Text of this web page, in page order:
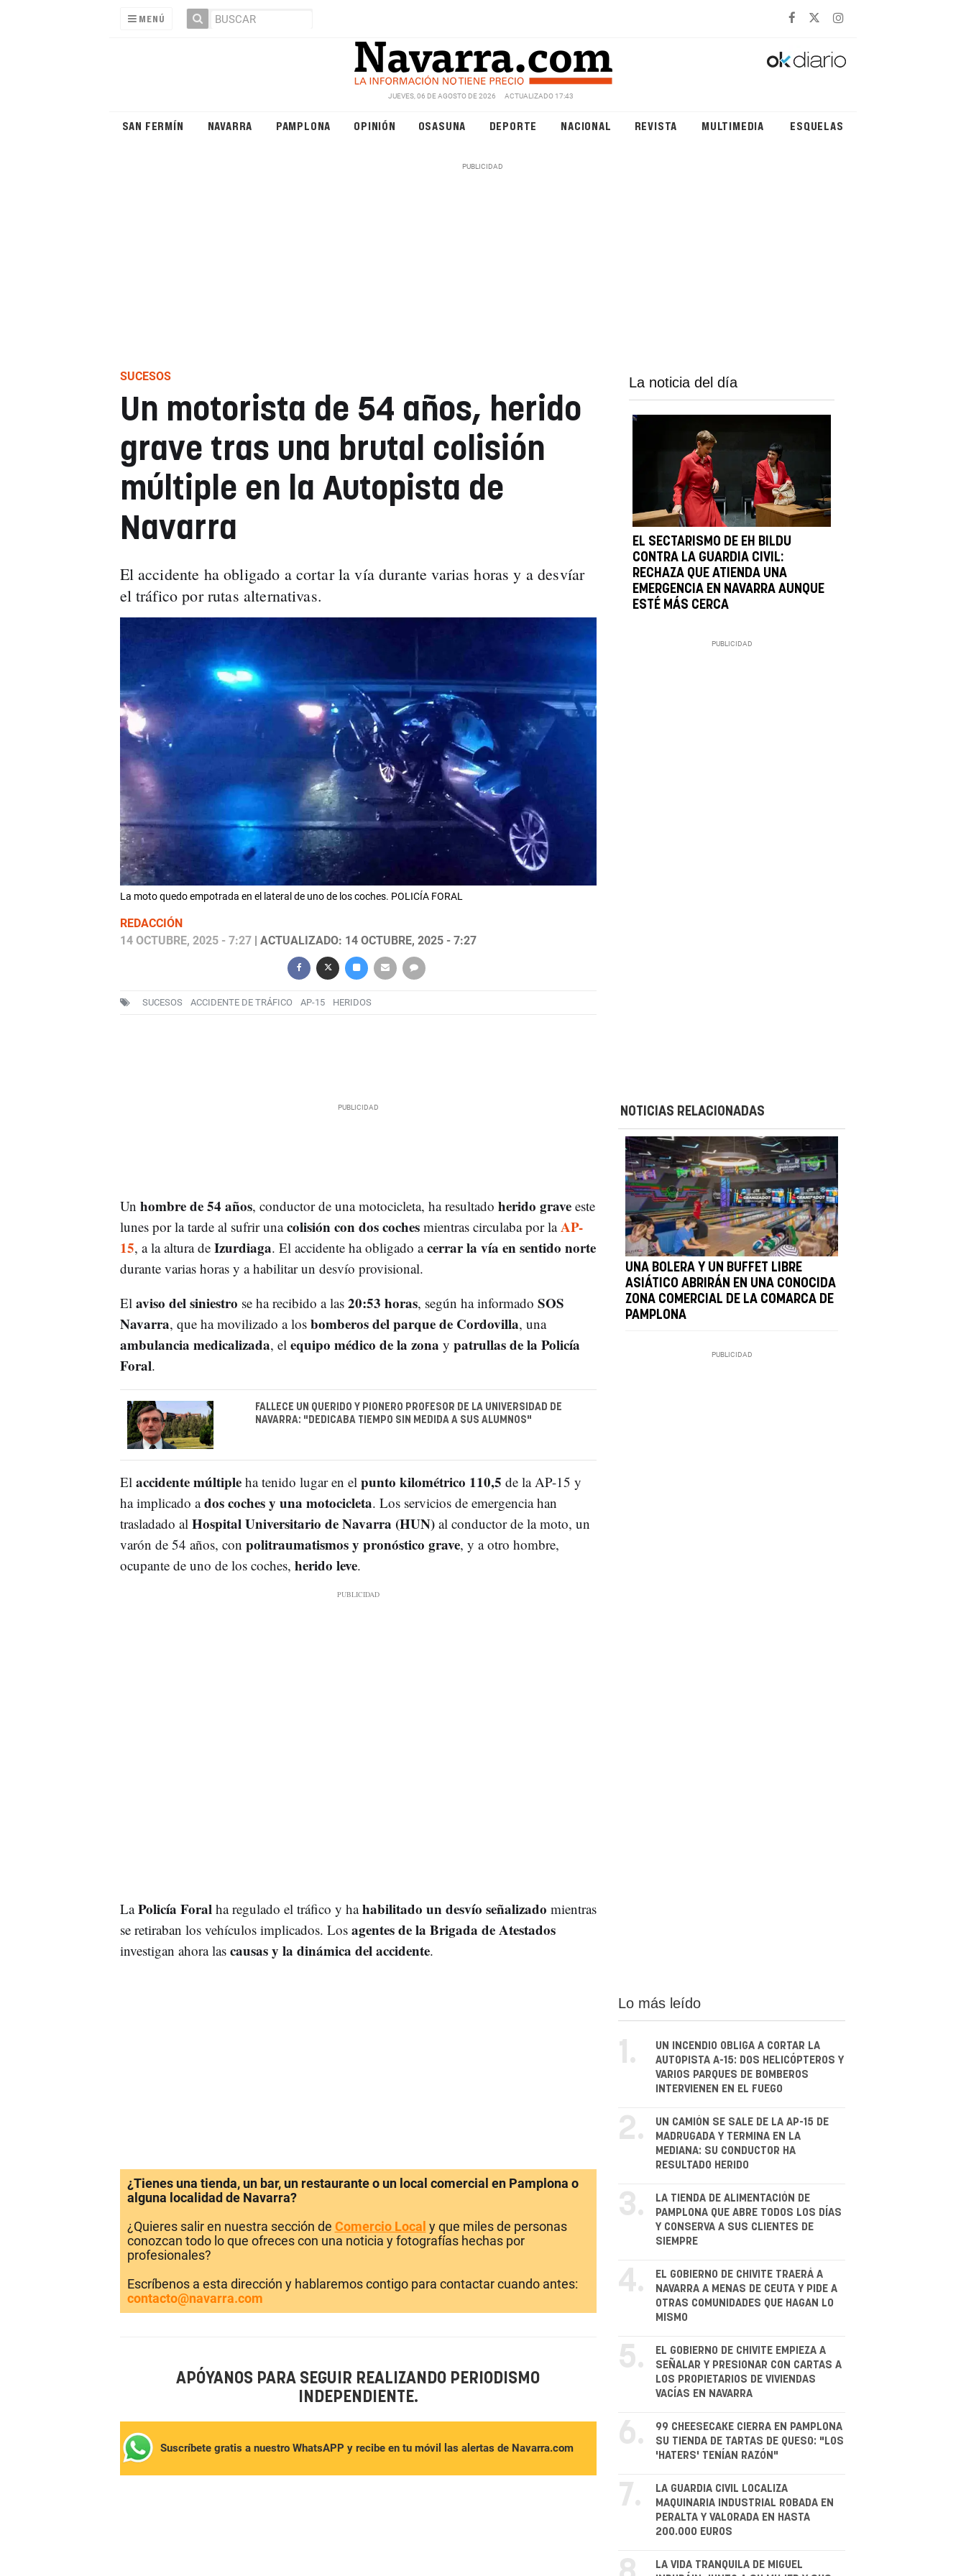
MENÚ
JUEVES, 06 DE AGOSTO DE 2026 ACTUALIZADO 17:43
SAN FERMÍN NAVARRA PAMPLONA OPINIÓN OSASUNA DEPORTE NACIONAL REVISTA MULTIMEDIA ESQUELAS
SUCESOS
Un motorista de 54 años, herido
grave tras una brutal colisión
múltiple en la Autopista de
Navarra
El accidente ha obligado a cortar la vía durante varias horas y a desvíar
el tráfico por rutas alternativas.
La moto quedo empotrada en el lateral de uno de los coches. POLICÍA FORAL
REDACCIÓN
14 OCTUBRE, 2025 - 7:27| ACTUALIZADO: 14 OCTUBRE, 2025 - 7:27
SUCESOS ACCIDENTE DE TRÁFICO AP-15 HERIDOS
La noticia del día
EL SECTARISMO DE EH BILDU
CONTRA LA GUARDIA CIVIL:
RECHAZA QUE ATIENDA UNA
EMERGENCIA EN NAVARRA AUNQUE
ESTÉ MÁS CERCA
Un hombre de 54 años, conductor de una motocicleta, ha resultado herido graveeste
lunes por la tarde al sufrir unacolisión con dos cochesmientras circulaba por laAP-
15, a la altura de Izurdiaga. El accidente ha obligado acerrar la vía en sentido norte
durante varias horas y a habilitar un desvío provisional.
El aviso del siniestro se ha recibido a las 20:53 horas, según ha informado SOS
Navarra, que ha movilizado a los bomberos del parque de Cordovilla, una
ambulancia medicalizada, el equipo médico de la zona y patrullas de la Policía
Foral.
FALLECE UN QUERIDO Y PIONERO PROFESOR DE LA UNIVERSIDAD DE
NAVARRA: "DEDICABA TIEMPO SIN MEDIDA A SUS ALUMNOS"
El accidente múltipleha tenido lugar en el punto kilométrico 110,5 de la AP-15 y
ha implicado ados coches y una motocicleta. Los servicios de emergencia han
trasladado al Hospital Universitario de Navarra (HUN)al conductor de la moto, un
varón de 54 años, con politraumatismos y pronóstico grave, y a otro hombre,
ocupante de uno de los coches, herido leve.
LaPolicía Foralha regulado el tráfico y hahabilitado un desvío señalizado mientras
se retiraban los vehículos implicados. Los agentes de la Brigada de Atestados
investigan ahora las causas y la dinámica del accidente.
NOTICIAS RELACIONADAS
UNA BOLERA Y UN BUFFET LIBRE
ASIÁTICO ABRIRÁN EN UNA CONOCIDA
ZONA COMERCIAL DE LA COMARCA DE
PAMPLONA
¿Tienes una tienda, un bar, un restaurante o un local comercial en Pamplona o
alguna localidad de Navarra?
¿Quieres salir en nuestra sección de Comercio Local y que miles de personas
conozcan todo lo que ofreces con una noticia y fotografías hechas por
profesionales?
Escríbenos a esta dirección y hablaremos contigo para contactar cuando antes:
contacto@navarra.com
APÓYANOS PARA SEGUIR REALIZANDO PERIODISMO
INDEPENDIENTE.
Suscríbete gratis a nuestro WhatsAPP y recibe en tu móvil las alertas de Navarra.com
Lo más leído
1.
UN INCENDIO OBLIGA A CORTAR LA
AUTOPISTA A-15: DOS HELICÓPTEROS Y
VARIOS PARQUES DE BOMBEROS
INTERVIENEN EN EL FUEGO
2.
UN CAMIÓN SE SALE DE LA AP-15 DE
MADRUGADA Y TERMINA EN LA
MEDIANA: SU CONDUCTOR HA
RESULTADO HERIDO
3.
LA TIENDA DE ALIMENTACIÓN DE
PAMPLONA QUE ABRE TODOS LOS DÍAS
Y CONSERVA A SUS CLIENTES DE
SIEMPRE
4.
EL GOBIERNO DE CHIVITE TRAERÁ A
NAVARRA A MENAS DE CEUTA Y PIDE A
OTRAS COMUNIDADES QUE HAGAN LO
MISMO
5.
EL GOBIERNO DE CHIVITE EMPIEZA A
SEÑALAR Y PRESIONAR CON CARTAS A
LOS PROPIETARIOS DE VIVIENDAS
VACÍAS EN NAVARRA
6.
99 CHEESECAKE CIERRA EN PAMPLONA
SU TIENDA DE TARTAS DE QUESO: "LOS
'HATERS' TENÍAN RAZÓN"
7.
LA GUARDIA CIVIL LOCALIZA
MAQUINARIA INDUSTRIAL ROBADA EN
PERALTA Y VALORADA EN HASTA
200.000 EUROS
LA VIDA TRANQUILA DE MIGUEL